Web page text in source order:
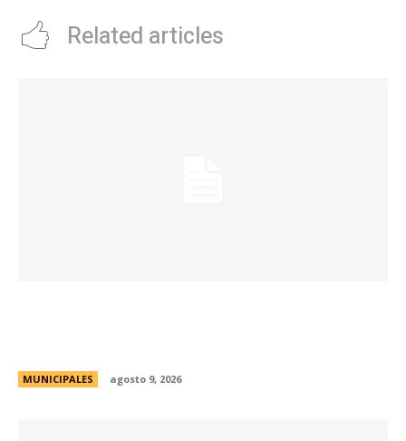
Related articles
MUNICIPALES agosto 9, 2026